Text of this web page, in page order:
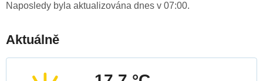
Naposledy byla aktualizována dnes v 07:00.
Aktuálně